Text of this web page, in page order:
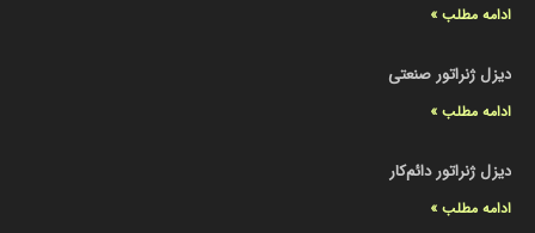
ادامه مطلب »
دیزل ژنراتور صنعتی
ادامه مطلب »
دیزل ژنراتور دائم‌کار
ادامه مطلب »